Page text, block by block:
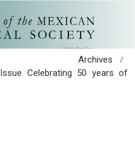
Archives /
Celebrating 50 years of